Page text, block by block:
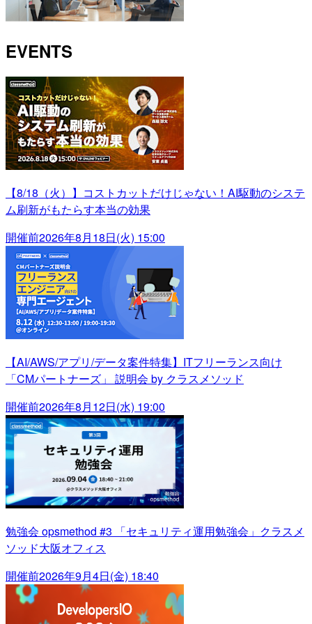
EVENTS
【8/18（火）】コストカットだけじゃない！AI駆動のシステ
ム刷新がもたらす本当の効果
開催前2026年8月18日(火) 15:00
【AI/AWS/アプリ/データ案件特集】ITフリーランス向け
「CMパートナーズ」 説明会 by クラスメソッド
開催前2026年8月12日(水) 19:00
勉強会 opsmethod #3 「セキュリティ運用勉強会」クラスメ
ソッド大阪オフィス
開催前2026年9月4日(金) 18:40